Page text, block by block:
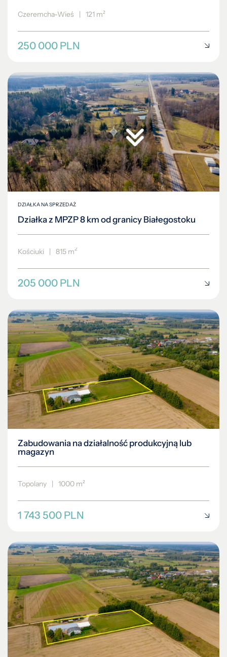
Czeremcha-Wieś | 121 m²
250 000 PLN
DZIAŁKA NA SPRZEDAŻ
Działka z MPZP 8 km od granicy Białegostoku
Kościuki | 815 m2
205 000 PLN
Zabudowania na działalność produkcyjną lub
magazyn
Topolany | 1000 m²
1 743 500 PLN